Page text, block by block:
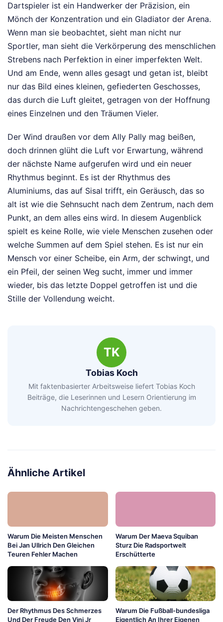
Dartspieler ist ein Handwerker der Präzision, ein
Mönch der Konzentration und ein Gladiator der Arena.
Wenn man sie beobachtet, sieht man nicht nur
Sportler, man sieht die Verkörperung des menschlichen
Strebens nach Perfektion in einer imperfekten Welt.
Und am Ende, wenn alles gesagt und getan ist, bleibt
nur das Bild eines kleinen, gefiederten Geschosses,
das durch die Luft gleitet, getragen von der Hoffnung
eines Einzelnen und den Träumen Vieler.
Der Wind draußen vor dem Ally Pally mag beißen,
doch drinnen glüht die Luft vor Erwartung, während
der nächste Name aufgerufen wird und ein neuer
Rhythmus beginnt. Es ist der Rhythmus des
Aluminiums, das auf Sisal trifft, ein Geräusch, das so
alt ist wie die Sehnsucht nach dem Zentrum, nach dem
Punkt, an dem alles eins wird. In diesem Augenblick
spielt es keine Rolle, wie viele Menschen zusehen oder
welche Summen auf dem Spiel stehen. Es ist nur ein
Mensch vor einer Scheibe, ein Arm, der schwingt, und
ein Pfeil, der seinen Weg sucht, immer und immer
wieder, bis das letzte Doppel getroffen ist und die
Stille der Vollendung weicht.
TK
Tobias Koch
Mit faktenbasierter Arbeitsweise liefert Tobias Koch
Beiträge, die Leserinnen und Lesern Orientierung im
Nachrichtengeschehen geben.
Ähnliche Artikel
Warum Die Meisten Menschen
Bei Jan Ullrich Den Gleichen
Teuren Fehler Machen
Warum Der Maeva Squiban
Sturz Die Radsportwelt
Erschütterte
Der Rhythmus Des Schmerzes
Und Der Freude Den Vini Jr
Warum Die Fußball-bundesliga
Eigentlich An Ihrer Eigenen